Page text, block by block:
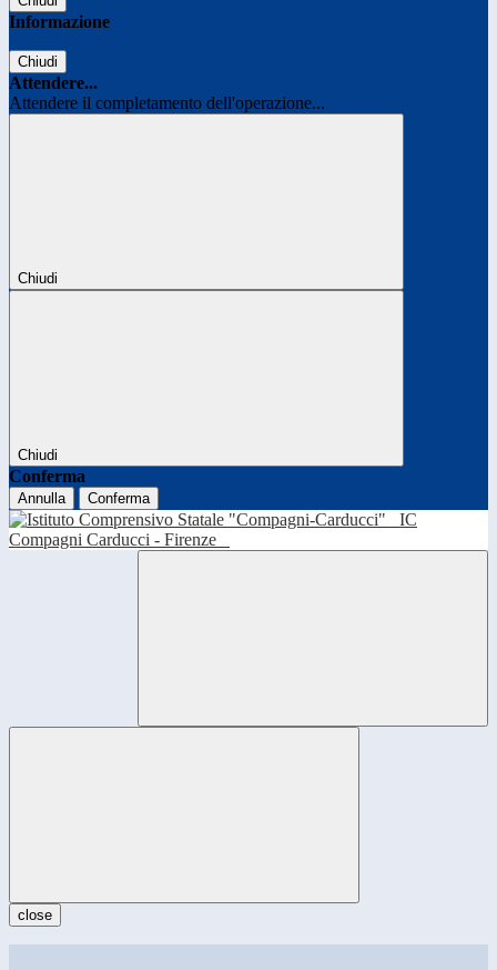
Informazione
Chiudi
Attendere...
Attendere il completamento dell'operazione...
Chiudi
Chiudi
Conferma
Annulla Conferma
IC
Compagni Carducci - Firenze
close